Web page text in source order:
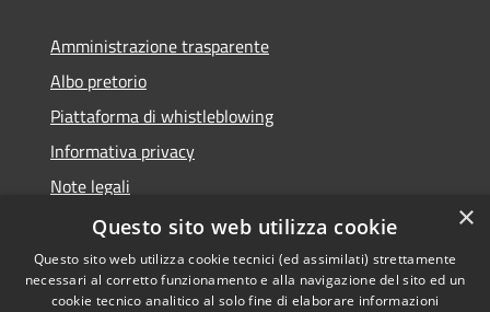
Amministrazione trasparente
Albo pretorio
Piattaforma di whistleblowing
Informativa privacy
Note legali
Dichiarazione di accessibilità
×
Questo sito web utilizza cookie
Questo sito web utilizza cookie tecnici (ed assimilati) strettamente
necessari al corretto funzionamento e alla navigazione del sito ed un
cookie tecnico analitico al solo fine di elaborare informazioni